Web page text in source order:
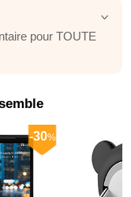
pour TOUTE
-30%